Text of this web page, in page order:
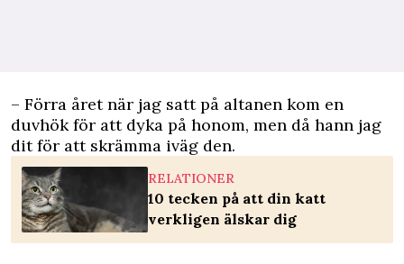
– Förra året när jag satt på altanen kom en
duvhök för att dyka på honom, men då hann jag
dit för att skrämma iväg den.
RELATIONER
10 tecken på att din katt
verkligen älskar dig